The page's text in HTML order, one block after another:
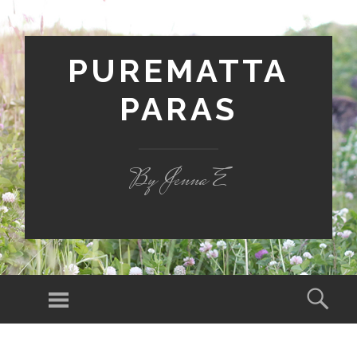
PUREMATTA
PARAS
By Jenna E
Valikko